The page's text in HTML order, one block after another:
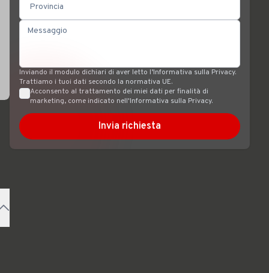
Inviando il modulo dichiari di aver letto l’Informativa sulla Privacy.
Trattiamo i tuoi dati secondo la normativa UE.
Acconsento al trattamento dei miei dati per finalità di
marketing, come indicato nell'Informativa sulla Privacy.
Invia richiesta